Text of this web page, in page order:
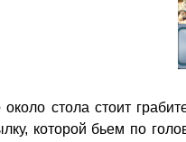
около стола стоит
которой бьем по